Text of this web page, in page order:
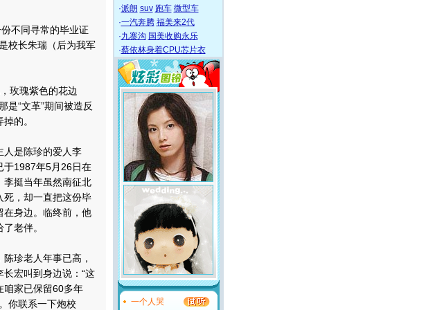
不同寻常的毕业证
校长朱瑞（后为我军
玫瑰紫色的花边
是“文革”期间被造反
的。
是陈珍的爱人李
于1987年5月26日在
李挺当年虽然南征北
死，却一直把这份毕
在身边。临终前，他
老伴。
珍老人年事已高，
长宏叫到身边说：“这
咱家已保留60多年
你联系一下炮校
·派朗 suv 跑车 微型车
·一汽奔腾 福美来2代
·九寨沟 国美收购永乐
·蔡依林身着CPU芯片衣
一个人哭